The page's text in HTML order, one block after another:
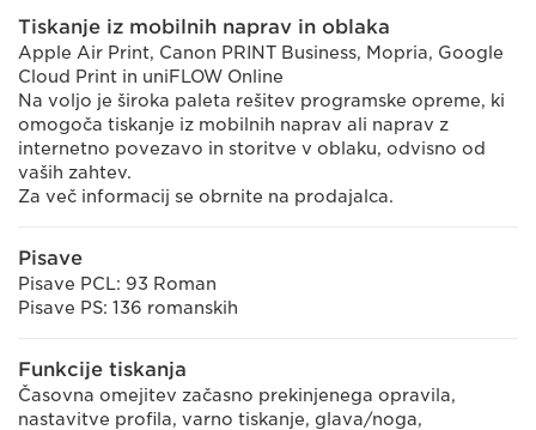
Tiskanje iz mobilnih naprav in oblaka
Apple Air Print, Canon PRINT Business, Mopria, Google
Cloud Print in uniFLOW Online
Na voljo je široka paleta rešitev programske opreme, ki
omogoča tiskanje iz mobilnih naprav ali naprav z
internetno povezavo in storitve v oblaku, odvisno od
vaših zahtev.
Za več informacij se obrnite na prodajalca.
Pisave
Pisave PCL: 93 Roman
Pisave PS: 136 romanskih
Funkcije tiskanja
Časovna omejitev začasno prekinjenega opravila,
nastavitve profila, varno tiskanje, glava/noga,